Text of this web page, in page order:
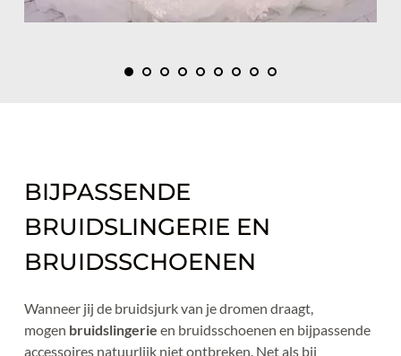
BIJPASSENDE
BRUIDSLINGERIE EN
BRUIDSSCHOENEN
Wanneer jij de bruidsjurk van je dromen draagt,
mogen bruidslingerie en bruidsschoenen en bijpassende
accessoires natuurlijk niet ontbreken. Net als bij